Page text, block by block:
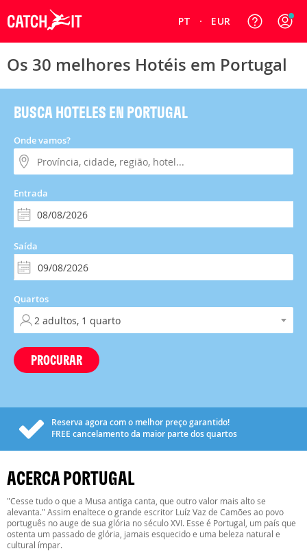
PT EUR
Os 30 melhores Hotéis em Portugal
BUSCA HOTELES EN PORTUGAL
Onde vamos?
Entrada
Saída
Quartos
PROCURAR
Reserva agora com o melhor preço garantido!
FREE cancelamento da maior parte dos quartos
ACERCA PORTUGAL
"Cesse tudo o que a Musa antiga canta, que outro valor mais alto se
alevanta." Assim enaltece o grande escritor Luíz Vaz de Camões ao povo
português no auge de sua glória no século XVI. Esse é Portugal, um país que
ostenta um passado de glória, jamais esquecido e uma beleza natural e
cultural ímpar.